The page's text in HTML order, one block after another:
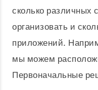
сколько различных
организовать и
приложений.
мы можем
Первоначальные